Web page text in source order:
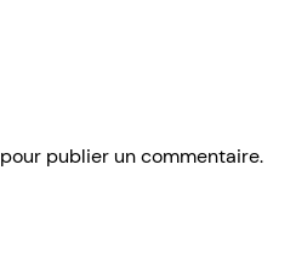
pour publier un commentaire.